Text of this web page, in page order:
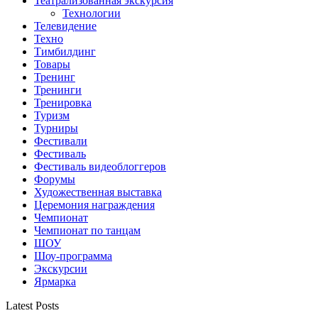
Технологии
Телевидение
Техно
Тимбилдинг
Товары
Тренинг
Тренинги
Тренировка
Туризм
Турниры
Фестивали
Фестиваль
Фестиваль видеоблоггеров
Форумы
Художественная выставка
Церемония награждения
Чемпионат
Чемпионат по танцам
ШОУ
Шоу-программа
Экскурсии
Ярмарка
Latest Posts